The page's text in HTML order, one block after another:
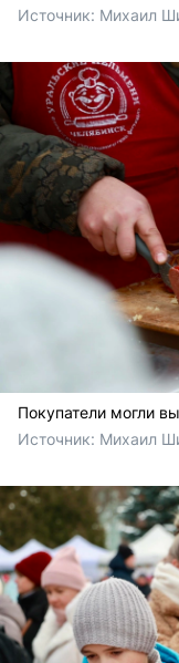
Источник: Михаил
Покупатели могли
Источник: Михаил